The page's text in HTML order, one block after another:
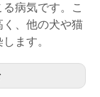
病気です。こ
、他の犬や猫
ます。